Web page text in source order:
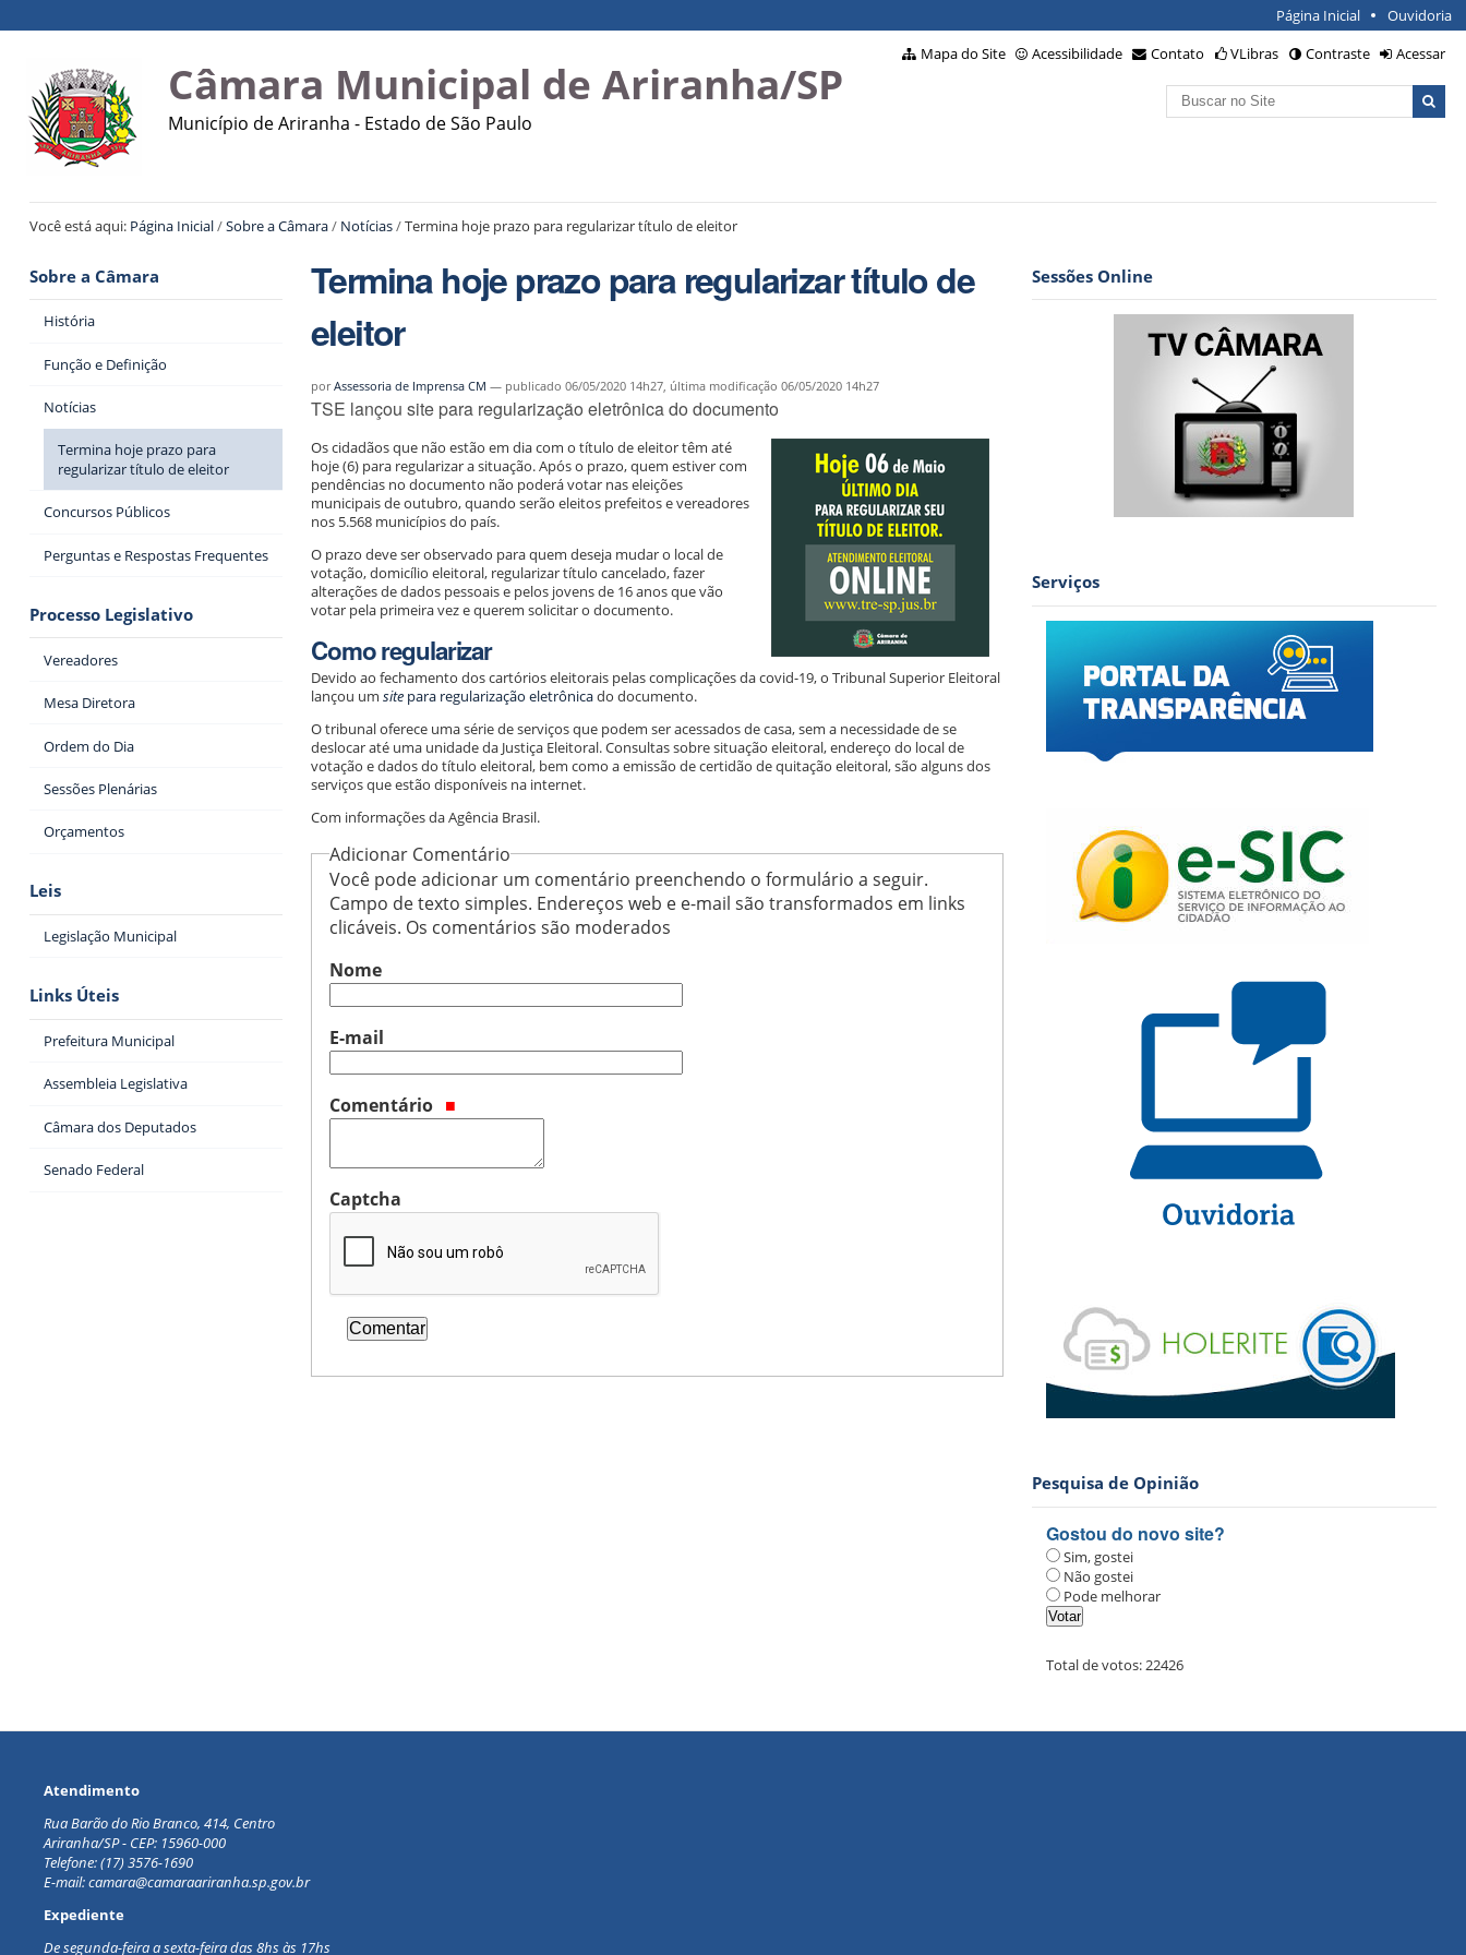
Página Inicial Ouvidoria
Câmara Municipal de Ariranha/SP
Município de Ariranha - Estado de São Paulo
Mapa do Site Acessibilidade Contato VLibras Contraste
Acessar
Busca
Você está aqui: Página Inicial/Sobre a Câmara/ Notícias/Termina hoje prazo para regularizar título de eleitor
Sobre a Câmara
História
Função e Definição
Notícias
Termina hoje prazo para
regularizar título de eleitor
Concursos Públicos
Perguntas e Respostas Frequentes
Processo Legislativo
Vereadores
Mesa Diretora
Ordem do Dia
Sessões Plenárias
Orçamentos
Leis
Legislação Municipal
Links Úteis
Prefeitura Municipal
Assembleia Legislativa
Câmara dos Deputados
Senado Federal
Termina hoje prazo para regularizar título de
eleitor
porAssessoria de Imprensa CM — publicado 06/05/2020 14h27, última modificação 06/05/2020 14h27
TSE lançou site para regularização eletrônica do documento
Os cidadãos que não estão em dia com o título de eleitor têm até
hoje (6) para regularizar a situação. Após o prazo, quem estiver com
pendências no documento não poderá votar nas eleições
municipais de outubro, quando serão eleitos prefeitos e vereadores
nos 5.568 municípios do país.
O prazo deve ser observado para quem deseja mudar o local de
votação, domicílio eleitoral, regularizar título cancelado, fazer
alterações de dados pessoais e pelos jovens de 16 anos que vão
votar pela primeira vez e querem solicitar o documento.
Como regularizar
Devido ao fechamento dos cartórios eleitorais pelas complicações da covid-19, o Tribunal Superior Eleitoral
lançou um site para regularização eletrônicado documento.
O tribunal oferece uma série de serviços que podem ser acessados de casa, sem a necessidade de se
deslocar até uma unidade da Justiça Eleitoral. Consultas sobre situação eleitoral, endereço do local de
votação e dados do título eleitoral, bem como a emissão de certidão de quitação eleitoral, são alguns dos
serviços que estão disponíveis na internet.
Com informações da Agência Brasil.
Adicionar Comentário
Você pode adicionar um comentário preenchendo o formulário a seguir.
Campo de texto simples. Endereços web e e-mail são transformados em links
clicáveis. Os comentários são moderados
Nome
E-mail
Comentário
Captcha
Sessões Online
Serviços
Pesquisa de Opinião
Gostou do novo site?
Sim, gostei
Não gostei
Pode melhorar
Total de votos:22426
Atendimento
Rua Barão do Rio Branco, 414, Centro
Ariranha/SP - CEP: 15960-000
Telefone: (17) 3576-1690
E-mail: camara@camaraariranha.sp.gov.br
Expediente
De segunda-feira a sexta-feira das 8hs às 17hs